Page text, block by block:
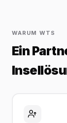
WARUM WTS
Ein